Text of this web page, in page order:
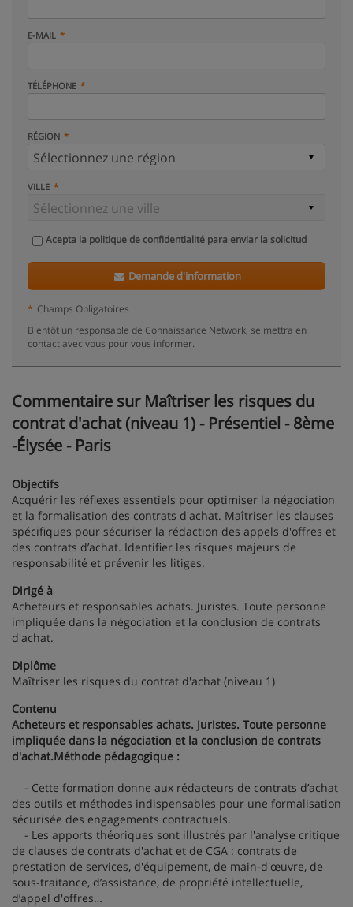
E-MAIL
TÉLÉPHONE
RÉGION
VILLE
Acepta la politique de confidentialité para enviar la solicitud
Demande d'information
* Champs Obligatoires
Bientôt un responsable de Connaissance Network, se mettra en
contact avec vous pour vous informer.
Commentaire sur Maîtriser les risques du
contrat d'achat (niveau 1) - Présentiel - 8ème
-Élysée - Paris
Objectifs
Acquérir les réflexes essentiels pour optimiser la négociation
et la formalisation des contrats d'achat. Maîtriser les clauses
spécifiques pour sécuriser la rédaction des appels d'offres et
des contrats d’achat. Identifier les risques majeurs de
responsabilité et prévenir les litiges.
Dirigé à
Acheteurs et responsables achats. Juristes. Toute personne
impliquée dans la négociation et la conclusion de contrats
d'achat.
Diplôme
Maîtriser les risques du contrat d'achat (niveau 1)
Contenu
Acheteurs et responsables achats. Juristes. Toute personne
impliquée dans la négociation et la conclusion de contrats
d'achat.Méthode pédagogique :
- Cette formation donne aux rédacteurs de contrats d’achat
des outils et méthodes indispensables pour une formalisation
sécurisée des engagements contractuels.
- Les apports théoriques sont illustrés par l'analyse critique
de clauses de contrats d'achat et de CGA : contrats de
prestation de services, d'équipement, de main-d'œuvre, de
sous-traitance, d’assistance, de propriété intellectuelle,
d’appel d'offres…